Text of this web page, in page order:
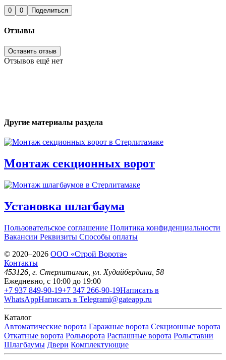
0 0 Поделиться
Отзывы
Оставить отзыв
Отзывов ещё нет
Другие материалы раздела
Монтаж секционных ворот
Установка шлагбаума
Пользовательское соглашение Политика конфиденциальности
Вакансии Реквизиты Способы оплаты
© 2020–2026 OOO «Строй Ворота»
Контакты
453126 , г. Стерлитамак, ул. Худайбердина, 58
Ежедневно, с 10:00 до 19:00
+7 937 849-90-19+7 347 266-90-19Написать в
WhatsAppНаписать в Telegrami@gateapp.ru
Каталог
Автоматические ворота Гаражные ворота Секционные ворота
Откатные ворота Рольворота Распашные ворота Рольставни
Шлагбаумы Двери Комплектующие